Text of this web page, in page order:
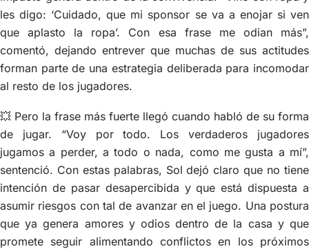
les digo: ‘Cuidado, que mi sponsor se va a enojar si ven
que aplasto la ropa’. Con esa frase me odian más”,
comentó, dejando entrever que muchas de sus actitudes
forman parte de una estrategia deliberada para incomodar
al resto de los jugadores.
💥 Pero la frase más fuerte llegó cuando habló de su forma
de jugar. “Voy por todo. Los verdaderos jugadores
jugamos a perder, a todo o nada, como me gusta a mí”,
sentenció. Con estas palabras, Sol dejó claro que no tiene
intención de pasar desapercibida y que está dispuesta a
asumir riesgos con tal de avanzar en el juego. Una postura
que ya genera amores y odios dentro de la casa y que
promete seguir alimentando conflictos en los próximos